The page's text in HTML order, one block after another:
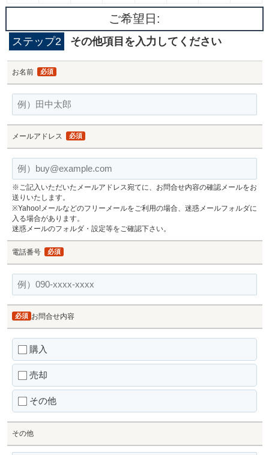
ご希望日:
ステップ2 その他項目を入力してください
お名前 必須
メールアドレス 必須
※ご記入いただいたメールアドレス宛てに、お問合せ内容の確認メールをお
送りいたします。
※Yahoo!メールなどのフリーメールをご利用の場合、迷惑メールフォルダに
入る場合があります。
迷惑メールのフォルダ・設定等をご確認下さい。
電話番号 必須
お問合せ内容
必須
購入
売却
その他
その他